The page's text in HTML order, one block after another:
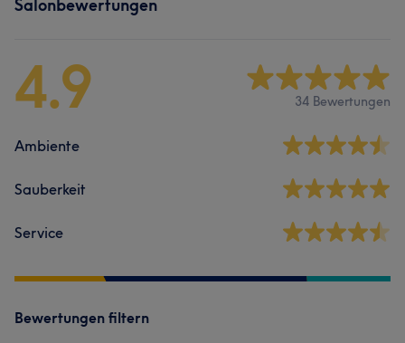
Salonbewertungen
4.9 34 Bewertungen
Ambiente
Sauberkeit
Service
Bewertungen filtern